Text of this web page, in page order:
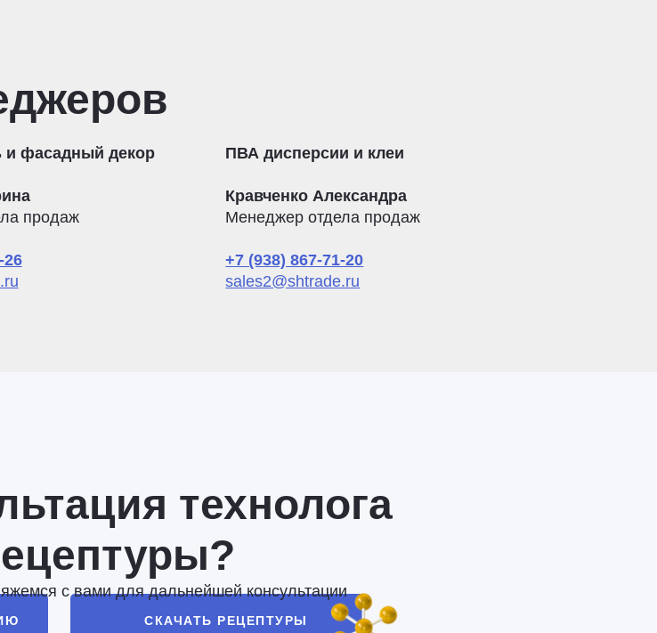
и фасадный декор
продаж
26
ПВА дисперсии и клеи
Кравченко Александра
Менеджер отдела продаж
+7 (938) 867-71-20
sales2@shtrade.ru
СКАЧАТЬ РЕЦЕПТУРЫ
технолога
с вами для дальнейшей консультации